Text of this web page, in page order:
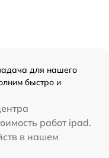
для нашего
быстро и
работ ipad.
в нашем